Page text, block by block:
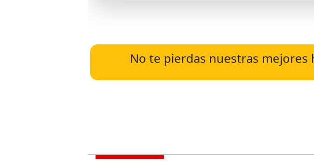
No te pierdas nuestras mejores